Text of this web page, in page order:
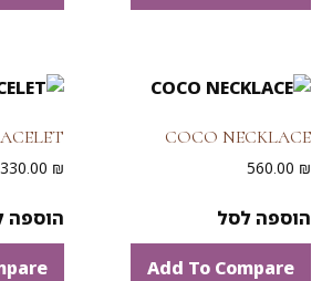
COCO NECKLACE
560.00 ₪
הוספה לסל
Add To Compare
330.00 ₪
הוספה